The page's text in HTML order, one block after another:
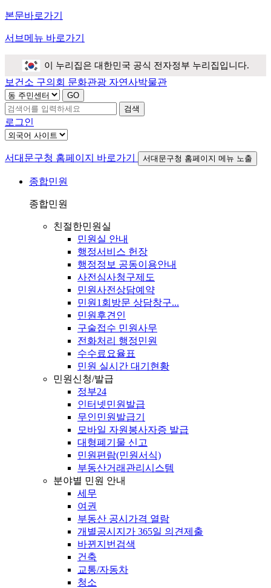
본문바로가기
서브메뉴 바로가기
이 누리집은 대한민국 공식 전자정부 누리집입니다.
보건소 구의회 문화관광 자연사박물관
검색
로그인
서대문구청 홈페이지 바로가기 서대문구청 홈페이지 메뉴 노출
종합민원
종합민원
친절한민원실
민원실 안내
행정서비스 헌장
행정정보 공동이용안내
사전심사청구제도
민원사전상담예약
민원1회방문 상담창구...
민원후견인
구술접수 민원사무
전화처리 행정민원
수수료요율표
민원 실시간 대기현황
민원신청/발급
정부24
인터넷민원발급
무인민원발급기
모바일 자원봉사자증 발급
대형폐기물 신고
민원편람(민원서식)
부동산거래관리시스템
분야별 민원 안내
세무
여권
부동산 공시가격 열람
개별공시지가 365일 의견제출
바뀐지번검색
건축
교통/자동차
청소